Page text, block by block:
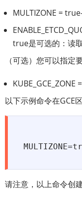
MULTIZONE =
true是可选的：读
（可选）您可以指
以下示例命令在GCE
请注意，以上命令创